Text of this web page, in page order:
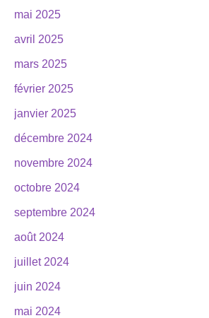
mai 2025
avril 2025
mars 2025
février 2025
janvier 2025
décembre 2024
novembre 2024
octobre 2024
septembre 2024
août 2024
juillet 2024
juin 2024
mai 2024